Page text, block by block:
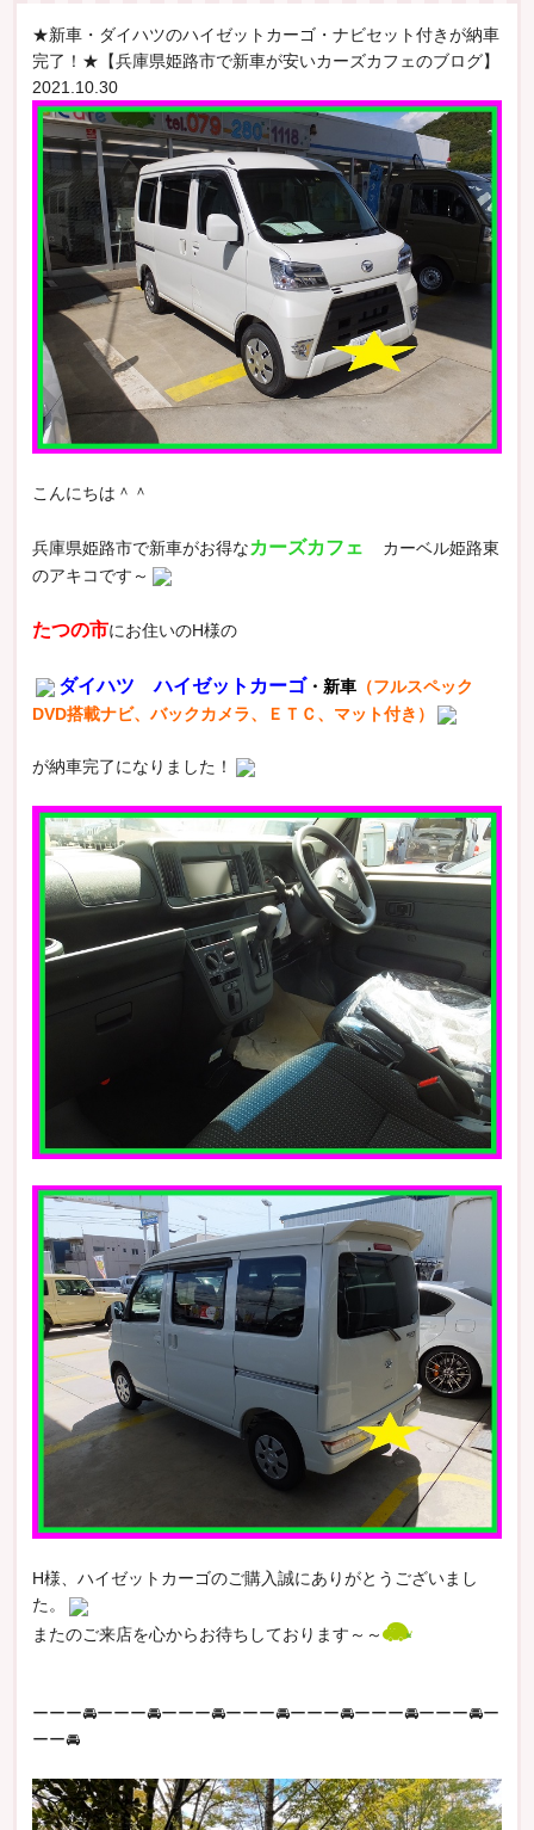
★新車・ダイハツのハイゼットカーゴ・ナビセット付きが納車
完了！★【兵庫県姫路市で新車が安いカーズカフェのブログ】
2021.10.30
こんにちは＾＾
兵庫県姫路市で新車がお得なカーズカフェ
カーベル姫路東
のアキコです～
たつの市にお住いのH様の
ダイハツ ハイゼットカーゴ・新車（フルスペック
DVD搭載ナビ、バックカメラ、ＥＴＣ、マット付き）
が納車完了になりました！
H様、ハイゼットカーゴのご購入誠にありがとうございまし
た。
またのご来店を心からお待ちしております～～
ーーー🚘ーーー🚘ーーー🚘ーーー🚘ーーー🚘ーーー🚘ーーー🚘ー
ーー🚘